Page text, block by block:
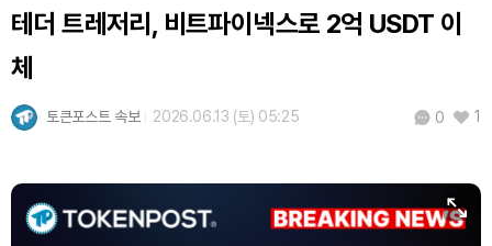
테더 트레저리, 비트파이넥스로 2억 USDT 이
체
토큰포스트 속보 2026.06.13 (토) 05:25 0 1